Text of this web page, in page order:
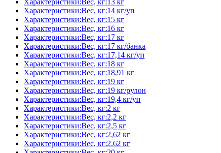
Характеристики:Вес, кг:13 кг
Характеристики:Вес, кг:14 кг/уп
Характеристики:Вес, кг:15 кг
Характеристики:Вес, кг:16 кг
Характеристики:Вес, кг:17 кг
Характеристики:Вес, кг:17 кг/банка
Характеристики:Вес, кг:17,14 кг/уп
Характеристики:Вес, кг:18 кг
Характеристики:Вес, кг:18,91 кг
Характеристики:Вес, кг:19 кг
Характеристики:Вес, кг:19 кг/рулон
Характеристики:Вес, кг:19,4 кг/уп
Характеристики:Вес, кг:2 кг
Характеристики:Вес, кг:2,2 кг
Характеристики:Вес, кг:2,5 кг
Характеристики:Вес, кг:2,62 кг
Характеристики:Вес, кг:2.62 кг